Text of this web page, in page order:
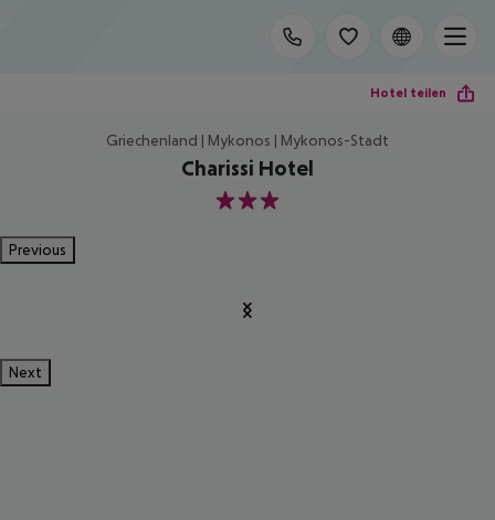
Hotel teilen
Griechenland | Mykonos | Mykonos-Stadt
Charissi Hotel
3
Previous
Next